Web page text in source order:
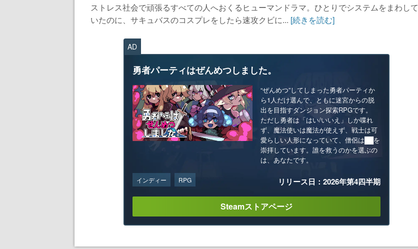
ストレス社会で頑張るすべての人へおくるヒューマンドラマ。ひとりでシステムをまわして
いたのに、サキュバスのコスプレをしたら速攻クビに... [続きを読む]
AD
勇者パーティはぜんめつしました。
“ぜんめつ”してしまった勇者パーティか
ら1人だけ選んで、ともに迷宮からの脱
出を目指すダンジョン探索RPGです。
ただし勇者は「はい/いいえ」しか喋れ
ず、魔法使いは魔法が使えず、戦士は可
愛らしい人形になっていて、僧侶は██を
崇拝しています。誰を救うのかを選ぶの
は、あなたです。
インディー RPG リリース日：2026年第4四半期
Steamストアページ